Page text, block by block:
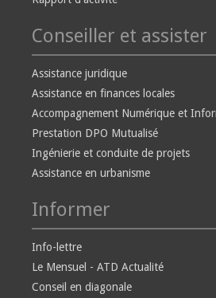
Conseiller et assister
Assistance juridique
Assistance en finances locales
Accompagnement Numérique et
Prestation DPO Mutualisé
Ingénierie et conduite de projets
Assistance en urbanisme
Informer
Info-lettre
Le Mensuel - ATD Actualité
Conseil en diagonale